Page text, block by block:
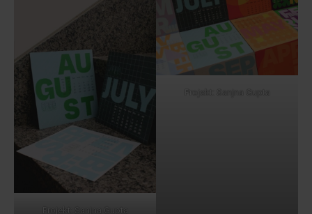
Projekt: Sanjna Gupta
Projekt: Sanjna Gupta